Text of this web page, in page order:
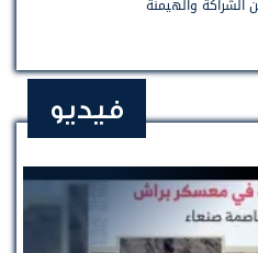
الشراكة والهيمنة
فيديو